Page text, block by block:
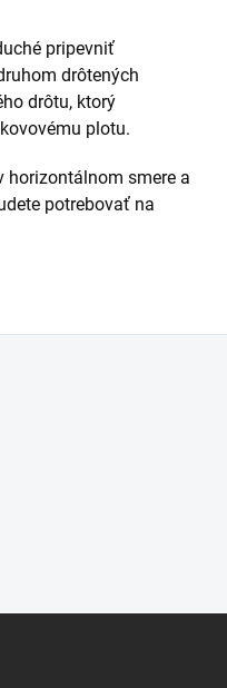
pripevniť
drôtených
drôtu, ktorý
plotu.
horizontálnom smere a
potrebovať na